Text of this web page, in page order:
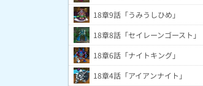
18章9話「うみうしひめ」
18章8話「セイレーンゴースト」
18章6話「ナイトキング」
18章4話「アイアンナイト」